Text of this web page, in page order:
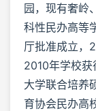
园，现有奢岭
科性民办高等
厅批准成立，
2010年学校
大学联合培养
育协会民办高